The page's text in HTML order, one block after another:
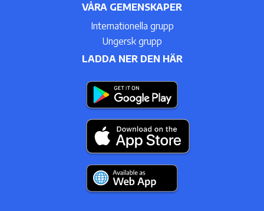
VÅRA GEMENSKAPER
Internationella grupp
Ungersk grupp
LADDA NER DEN HÄR